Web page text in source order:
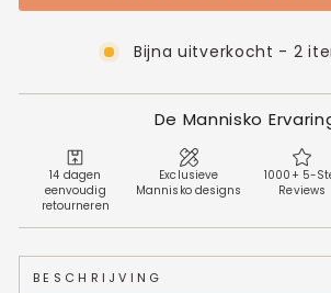
Bijna uitverkocht - 2
De Mannisko
14 dagen
eenvoudig
retourneren
Exclusieve
Mannisko designs
1000+ 5-
Reviews
BESCHRIJVING